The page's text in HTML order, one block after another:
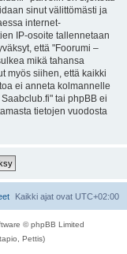
sinut välittömästi ja
internet-
IP-osoite tallennetaan
että "Foorumi –
mikä tahansa
myös siihen, että kaikki
ei anneta kolmannelle
tai phpBB ei
tietojen vuodosta
Kaikki ajat ovat UTC+02:00
© phpBB Limited
Pettis)